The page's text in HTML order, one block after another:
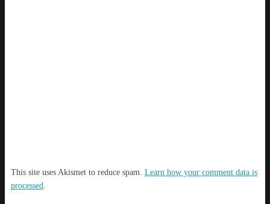
This site uses Akismet to reduce spam. Learn how your comment data is
processed.